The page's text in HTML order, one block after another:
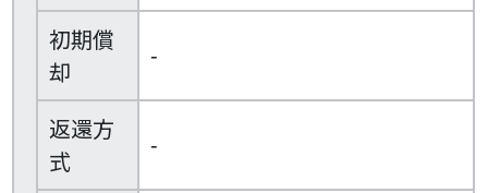
初期償
却
-
返還方
式
-